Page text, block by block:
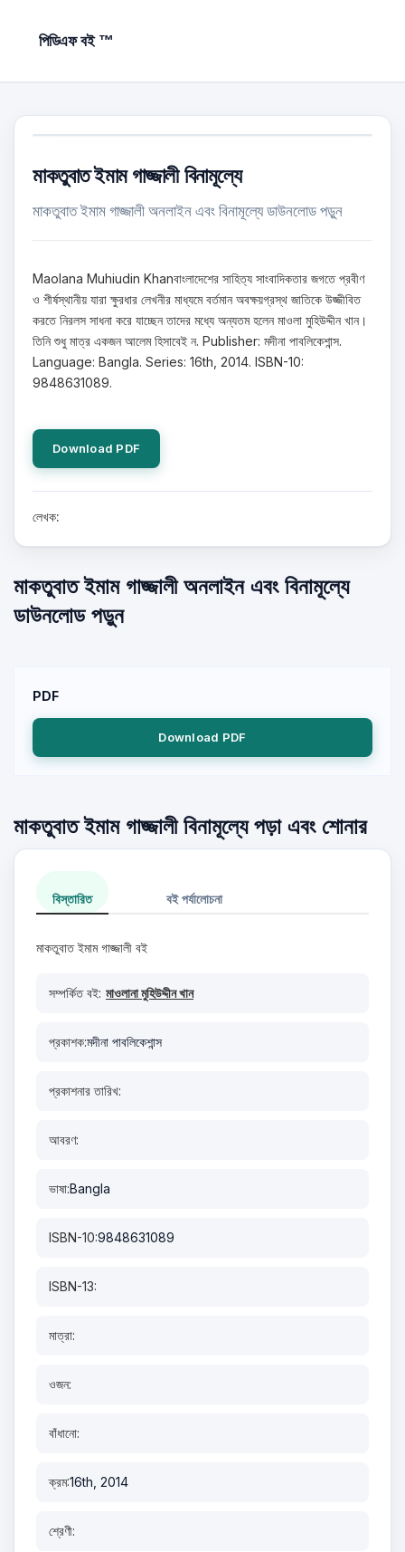
পিডিএফ বই ™
মাকতুবাত ইমাম গাজ্জালী বিনামূল্যে
মাকতুবাত ইমাম গাজ্জালী অনলাইন এবং বিনামূল্যে ডাউনলোড পড়ুন
Maolana Muhiudin Khanবাংলাদেশের সাহিত্য সাংবাদিকতার জগতে প্রবীণ
ও শীর্ষস্থানীয় যারা ক্ষুরধার লেখনীর মাধ্যমে বর্তমান অবক্ষয়গ্রস্থ জাতিকে উজ্জীবিত
করতে নিরলস সাধনা করে যাচ্ছেন তাদের মধ্যে অন্যতম হলেন মাওলা মুহিউদ্দীন খান।
তিনি শুধু মাত্র একজন আলেম হিসাবেই ন. Publisher: মদীনা পাবলিকেশান্স.
Language: Bangla. Series: 16th, 2014. ISBN-10:
9848631089.
Download PDF
লেখক:
মাকতুবাত ইমাম গাজ্জালী অনলাইন এবং বিনামূল্যে
ডাউনলোড পড়ুন
PDF
Download PDF
মাকতুবাত ইমাম গাজ্জালী বিনামূল্যে পড়া এবং শোনার
বিস্তারিত বই পর্যালোচনা
মাকতুবাত ইমাম গাজ্জালী বই
সম্পর্কিত বই: মাওলানা মুহিউদ্দীন খান
প্রকাশক:মদীনা পাবলিকেশান্স
প্রকাশনার তারিখ:
আবরণ:
ভাষা:Bangla
ISBN-10:9848631089
ISBN-13:
মাত্রা:
ওজন:
বাঁধানো:
ক্রম:16th, 2014
শ্রেণী: